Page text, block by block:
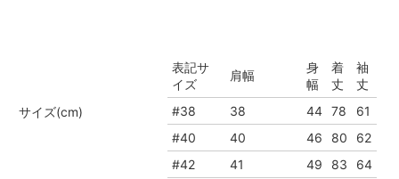
サイズ(cm)
表記サ
イズ
肩幅
身
幅
着
丈
袖
丈
#38
38 44 78
61
#40
40 46 80
62
#42
41 49 83
64